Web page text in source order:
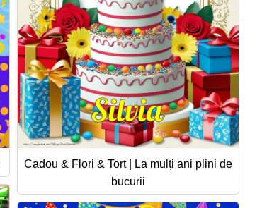
Cadou & Flori & Tort | La mulți ani plini de
bucurii